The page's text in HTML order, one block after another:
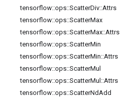
tensorflow::ops::ScatterDiv::Attrs
tensorflow::ops::ScatterMax
tensorflow::ops::ScatterMax::Attrs
tensorflow::ops::ScatterMin
tensorflow::ops::ScatterMin::Attrs
tensorflow::ops::ScatterMul
tensorflow::ops::ScatterMul ::Attrs
tensorflow::ops::ScatterNdAdd